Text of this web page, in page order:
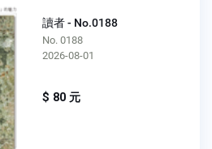
讀者 - No.0188
No. 0188
2026-08-01
$ 80 元